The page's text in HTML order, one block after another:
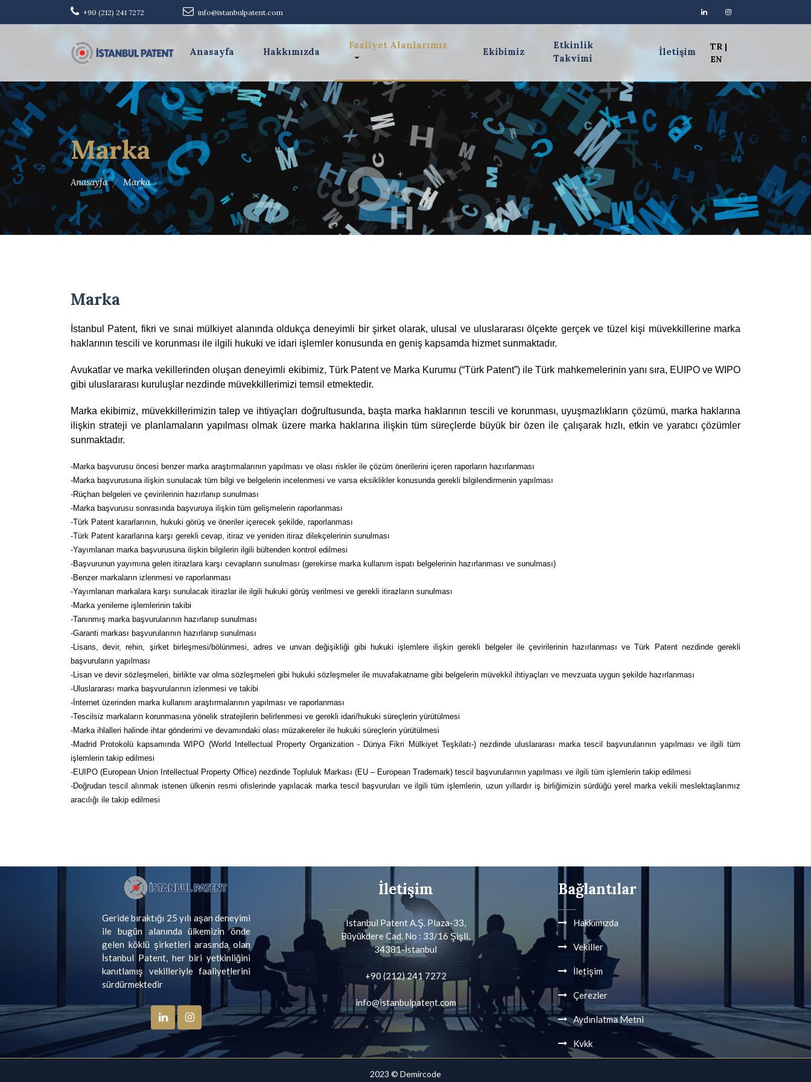
+90 (212) 241 7272 info@istanbulpatent.com
Anasayfa Hakkımızda
Faaliyet Alanlarımız
Ekibimiz
Etkinlik
Takvimi
İletişim TR |
EN
Marka
Anasayfa Marka
Marka
İstanbul Patent, fikri ve sınai mülkiyet alanında oldukça deneyimli bir şirket olarak, ulusal ve uluslararası ölçekte gerçek ve tüzel kişi müvekkillerine marka
haklarının tescili ve korunması ile ilgili hukuki ve idari işlemler konusunda en geniş kapsamda hizmet sunmaktadır.
Avukatlar ve marka vekillerinden oluşan deneyimli ekibimiz, Türk Patent ve Marka Kurumu (“Türk Patent”) ile Türk mahkemelerinin yanı sıra, EUIPO ve WIPO
gibi uluslararası kuruluşlar nezdinde müvekkillerimizi temsil etmektedir.
Marka ekibimiz, müvekkillerimizin talep ve ihtiyaçları doğrultusunda, başta marka haklarının tescili ve korunması, uyuşmazlıkların çözümü, marka haklarına
ilişkin strateji ve planlamaların yapılması olmak üzere marka haklarına ilişkin tüm süreçlerde büyük bir özen ile çalışarak hızlı, etkin ve yaratıcı çözümler
sunmaktadır.
-Marka başvurusu öncesi benzer marka araştırmalarının yapılması ve olası riskler ile çözüm önerilerini içeren raporların hazırlanması
-Marka başvurusuna ilişkin sunulacak tüm bilgi ve belgelerin incelenmesi ve varsa eksiklikler konusunda gerekli bilgilendirmenin yapılması
-Rüçhan belgeleri ve çevirilerinin hazırlanıp sunulması
-Marka başvurusu sonrasında başvuruya ilişkin tüm gelişmelerin raporlanması
-Türk Patent kararlarının, hukuki görüş ve öneriler içerecek şekilde, raporlanması
-Türk Patent kararlarına karşı gerekli cevap, itiraz ve yeniden itiraz dilekçelerinin sunulması
-Yayımlanan marka başvurusuna ilişkin bilgilerin ilgili bültenden kontrol edilmesi
-Başvurunun yayımına gelen itirazlara karşı cevapların sunulması (gerekirse marka kullanım ispatı belgelerinin hazırlanması ve sunulması)
-Benzer markaların izlenmesi ve raporlanması
-Yayımlanan markalara karşı sunulacak itirazlar ile ilgili hukuki görüş verilmesi ve gerekli itirazların sunulması
-Marka yenileme işlemlerinin takibi
-Tanınmış marka başvurularının hazırlanıp sunulması
-Garanti markası başvurularının hazırlanıp sunulması
-Lisans, devir, rehin, şirket birleşmesi/bölünmesi, adres ve unvan değişikliği gibi hukuki işlemlere ilişkin gerekli belgeler ile çevirilerinin hazırlanması ve Türk Patent nezdinde gerekli
başvuruların yapılması
-Lisan ve devir sözleşmeleri, birlikte var olma sözleşmeleri gibi hukuki sözleşmeler ile muvafakatname gibi belgelerin müvekkil ihtiyaçları ve mevzuata uygun şekilde hazırlanması
-Uluslararası marka başvurularının izlenmesi ve takibi
-İnternet üzerinden marka kullanım araştırmalarının yapılması ve raporlanması
-Tescilsiz markaların korunmasına yönelik stratejilerin belirlenmesi ve gerekli idari/hukuki süreçlerin yürütülmesi
-Marka ihlalleri halinde ihtar gönderimi ve devamındaki olası müzakereler ile hukuki süreçlerin yürütülmesi
-Madrid Protokolü kapsamında WIPO (World Intellectual Property Organization - Dünya Fikri Mülkiyet Teşkilatı-) nezdinde uluslararası marka tescil başvurularının yapılması ve ilgili tüm
işlemlerin takip edilmesi
-EUIPO (European Union Intellectual Property Office) nezdinde Topluluk Markası (EU – European Trademark) tescil başvurularının yapılması ve ilgili tüm işlemlerin takip edilmesi
-Doğrudan tescil alınmak istenen ülkenin resmi ofislerinde yapılacak marka tescil başvuruları ve ilgili tüm işlemlerin, uzun yıllardır iş birliğimizin sürdüğü yerel marka vekili meslektaşlarımız
aracılığı ile takip edilmesi
Geride bıraktığı 25 yılı aşan deneyimi
ile bugün alanında ülkemizin önde
gelen köklü şirketleri arasında olan
İstanbul Patent, her biri yetkinliğini
kanıtlamış vekilleriyle faaliyetlerini
sürdürmektedir
İletişim
Istanbul Patent A.Ş. Plaza-33,
Büyükdere Cad. No : 33/16 Şişli,
34381-İstanbul
+90 (212) 241 7272
info@istanbulpatent.com
Bağlantılar
Hakkımızda
Vekiller
İletişim
Çerezler
Aydınlatma Metni
Kvkk
2023 © Demircode